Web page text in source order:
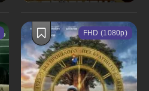
FHD (1080p)